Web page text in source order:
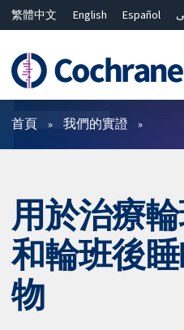
繁體中文 English Español
ไทย
简体中文
篩選條件
首頁 我們的實證
用於治療
和輪班後
物